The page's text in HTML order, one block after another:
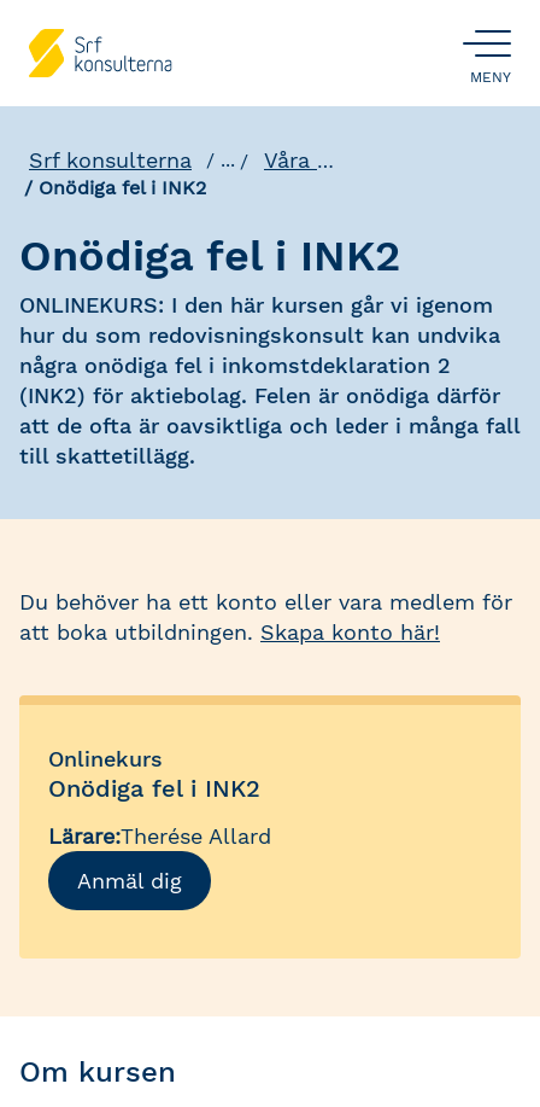
ÖPPNA
MENY
Srf konsulterna ... Våra utbildningar
Onödiga fel i INK2
Onödiga fel i INK2
ONLINEKURS: I den här kursen går vi igenom
hur du som redovisningskonsult kan undvika
några onödiga fel i inkomstdeklaration 2
(INK2) för aktiebolag. Felen är onödiga därför
att de ofta är oavsiktliga och leder i många fall
till skattetillägg.
Du behöver ha ett konto eller vara medlem för
att boka utbildningen. Skapa konto här!
Onlinekurs
Onödiga fel i INK2
Lärare:Therése Allard
Anmäl dig
Om kursen